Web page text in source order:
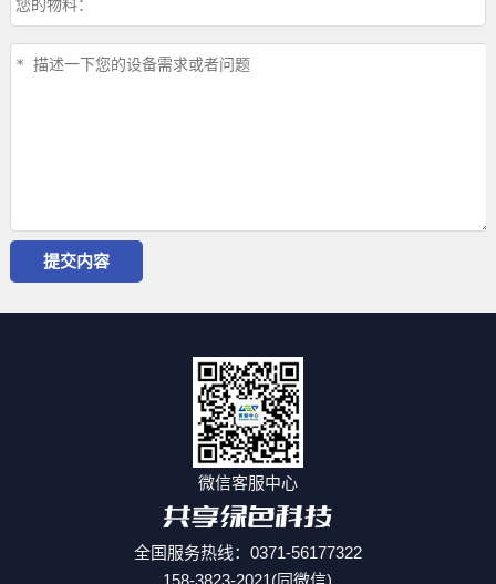
微信客服中心
全国服务热线：0371-56177322
158-3823-2021(同微信)